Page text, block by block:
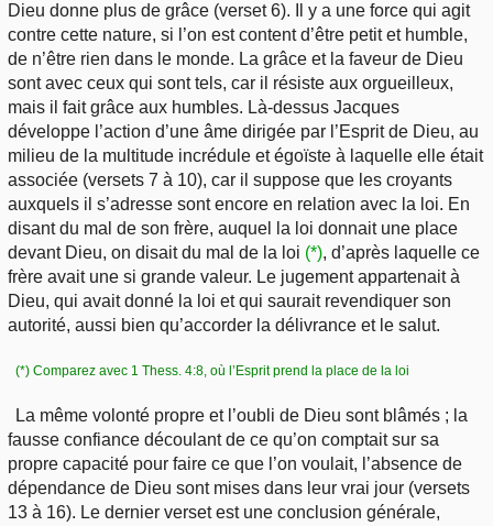
Dieu donne plus de grâce (verset 6). Il y a une force qui agit
contre cette nature, si l’on est content d’être petit et humble,
de n’être rien dans le monde. La grâce et la faveur de Dieu
sont avec ceux qui sont tels, car il résiste aux orgueilleux,
mais il fait grâce aux humbles. Là-dessus Jacques
développe l’action d’une âme dirigée par l’Esprit de Dieu, au
milieu de la multitude incrédule et égoïste à laquelle elle était
associée (versets 7 à 10), car il suppose que les croyants
auxquels il s’adresse sont encore en relation avec la loi. En
disant du mal de son frère, auquel la loi donnait une place
devant Dieu, on disait du mal de la loi (*), d’après laquelle ce
frère avait une si grande valeur. Le jugement appartenait à
Dieu, qui avait donné la loi et qui saurait revendiquer son
autorité, aussi bien qu’accorder la délivrance et le salut.
(*) Comparez avec 1 Thess. 4:8, où l’Esprit prend la place de la loi
La même volonté propre et l’oubli de Dieu sont blâmés ; la
fausse confiance découlant de ce qu’on comptait sur sa
propre capacité pour faire ce que l’on voulait, l’absence de
dépendance de Dieu sont mises dans leur vrai jour (versets
13 à 16). Le dernier verset est une conclusion générale,